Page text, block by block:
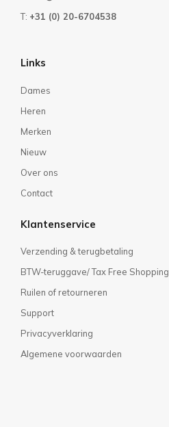
T: +31 (0) 20-6704538
Links
Dames
Heren
Merken
Nieuw
Over ons
Contact
Klantenservice
Verzending & terugbetaling
BTW-teruggave/ Tax Free Shopping
Ruilen of retourneren
Support
Privacyverklaring
Algemene voorwaarden